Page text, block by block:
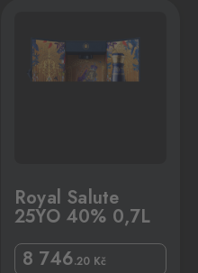
Royal Salute
25YO 40% 0,7L
8 746.20 Kč